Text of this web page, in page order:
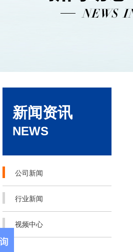
新闻资讯
NEWS
公司新闻
行业新闻
视频中心